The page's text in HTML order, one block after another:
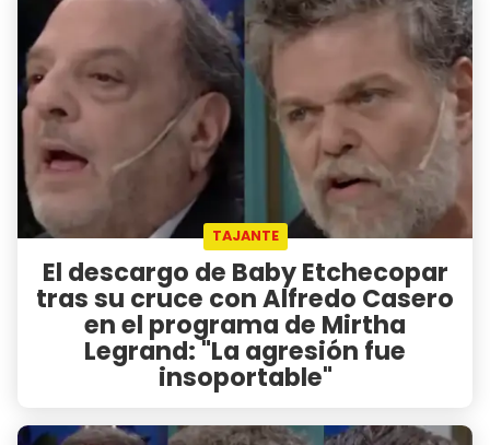
TAJANTE
El descargo de Baby Etchecopar
tras su cruce con Alfredo Casero
en el programa de Mirtha
Legrand: "La agresión fue
insoportable"